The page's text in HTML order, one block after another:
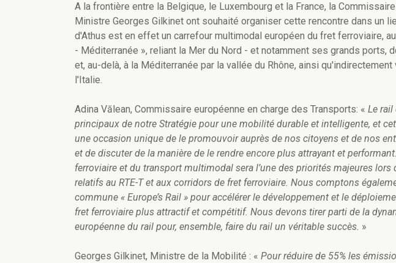
A la frontière entre la Belgique, le Luxembourg et la France, la
Ministre Georges Gilkinet ont souhaité organiser cette rencontre dans un
d'Athus est en effet un carrefour multimodal européen du fret ferroviaire,
- Méditerranée », reliant la Mer du Nord - et notamment ses grands ports,
et, au-delà, à la Méditerranée par la vallée du Rhône, ainsi
l'Italie.
Adina Vălean, Commissaire européenne en charge des Transports: « Le rail
principaux de notre Stratégie pour une mobilité durable et intelligente, et
une occasion unique de le promouvoir auprès de nos citoyens et de nos
et de discuter de la manière de le rendre encore plus attrayant et
ferroviaire et du transport multimodal sera l’une des priorités majeures lors
relatifs au RTE-T et aux corridors de fret ferroviaire. Nous comptons
commune « Europe’s Rail » pour accélérer le développement et le
fret ferroviaire plus attractif et compétitif. Nous devons tirer parti de la
européenne du rail pour, ensemble, faire du rail un véritable succès. »
Georges Gilkinet, Ministre de la Mobilité : « Pour réduire de 55% les